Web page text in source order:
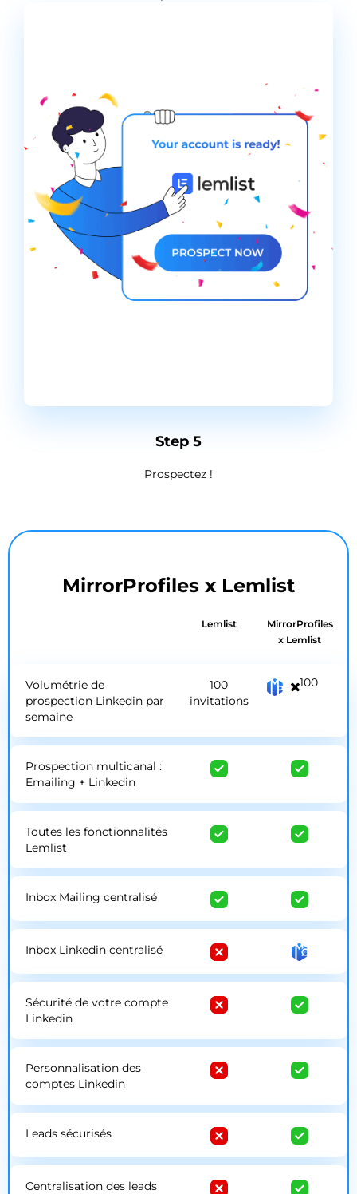
Step 5
Prospectez !
MirrorProfiles x Lemlist
Lemlist
MirrorProfiles
x Lemlist
Volumétrie de
prospection Linkedin par
semaine
100
invitations
100
Prospection multicanal :
Emailing + Linkedin
Toutes les fonctionnalités
Lemlist
Inbox Mailing centralisé
Inbox Linkedin centralisé
Sécurité de votre compte
Linkedin
Personnalisation des
comptes Linkedin
Leads sécurisés
Centralisation des leads